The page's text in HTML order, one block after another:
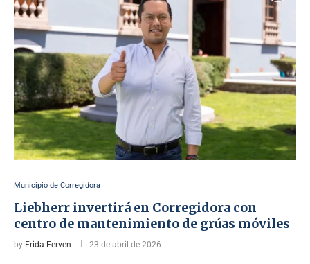
Municipio de Corregidora
Liebherr invertirá en Corregidora con
centro de mantenimiento de grúas móviles
by Frida Ferven 23 de abril de 2026